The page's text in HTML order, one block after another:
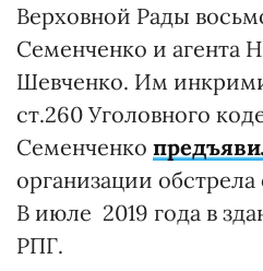
Верховной Рады
Семенченко и агента
Шевченко. Им
ст.260 Уголовного
Семенченко
организации обстрела
В июле 2019 года в
РПГ.